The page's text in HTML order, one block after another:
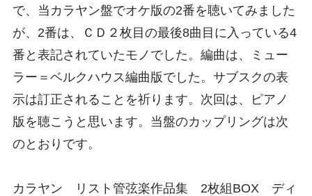
で、当カラヤン盤でオケ版の2番を聴いてみました
が、2番は、ＣＤ２枚目の最後8曲目に入っている4
番と表記されていたモノでした。編曲は、ミュー
ラー＝ベルクハウス編曲版でした。サブスクの表
示は訂正されることを祈ります。次回は、ピアノ
版を聴こうと思います。当盤のカップリングは次
のとおりです。
カラヤン リスト管弦楽作品集 2枚組BOX ディ